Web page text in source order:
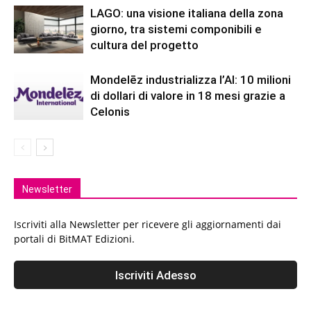
LAGO: una visione italiana della zona
giorno, tra sistemi componibili e
cultura del progetto
Mondelēz industrializza l’AI: 10 milioni
di dollari di valore in 18 mesi grazie a
Celonis
Newsletter
Iscriviti alla Newsletter per ricevere gli aggiornamenti dai
portali di BitMAT Edizioni.